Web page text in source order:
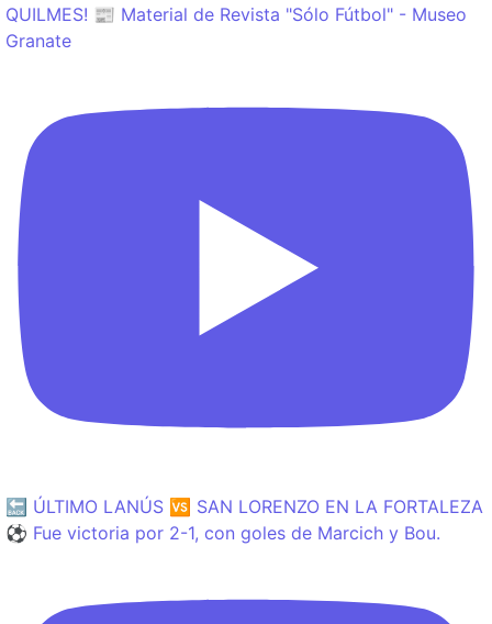
QUILMES! 📰 Material de Revista "Sólo Fútbol" - Museo
Granate
🔙 ÚLTIMO LANÚS 🆚 SAN LORENZO EN LA FORTALEZA
⚽️ Fue victoria por 2-1, con goles de Marcich y Bou.